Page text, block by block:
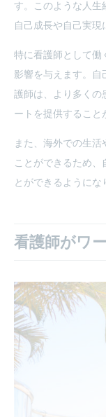
す。このような人生
自己成長や自己実現
特に看護師として働
影響を与えます。自
護師は、より多くの
ートを提供すること
また、海外での生活
ことができるため、
とができるようにな
看護師がワ